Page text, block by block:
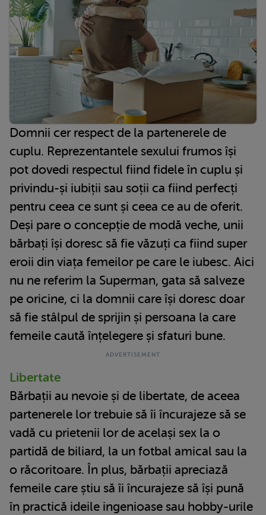
Domnii cer respect de la partenerele de
cuplu. Reprezentantele sexului frumos își
pot dovedi respectul fiind fidele în cuplu și
privindu-și iubiții sau soții ca fiind perfecți
pentru ceea ce sunt și ceea ce au de oferit.
Deși pare o concepție de modă veche, unii
bărbați își doresc să fie văzuți ca fiind super
eroii din viața femeilor pe care le iubesc. Aici
nu ne referim la Superman, gata să salveze
pe oricine, ci la domnii care își doresc doar
să fie stâlpul de sprijin și persoana la care
femeile caută înțelegere și sfaturi bune.
Libertate
Bărbații au nevoie și de libertate, de aceea
partenerele lor trebuie să îi încurajeze să se
vadă cu prietenii lor de același sex la o
partidă de biliard, la un fotbal amical sau la
o răcoritoare. În plus, bărbații apreciază
femeile care știu să îi încurajeze să își pună
în practică ideile ingenioase sau hobby-urile